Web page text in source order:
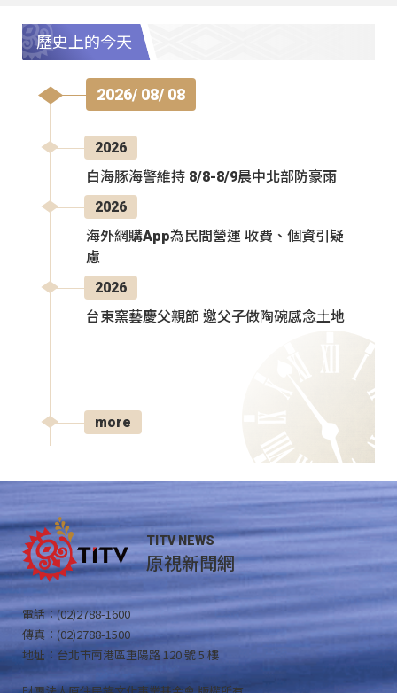
歷史上的今天
2026/ 08/ 08
2026
白海豚海警維持 8/8-8/9晨中北部防豪雨
2026
海外網購App為民間營運 收費、個資引疑
慮
2026
台東窯藝慶父親節 邀父子做陶碗感念土地
more
TITV NEWS
原視新聞網
電話：(02)2788-1600
傳真：(02)2788-1500
地址：台北市南港區重陽路 120 號 5 樓